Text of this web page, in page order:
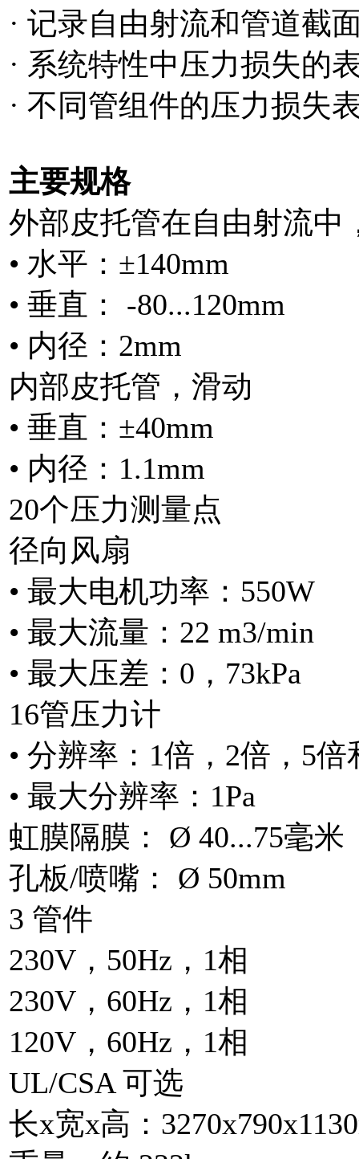
· 记录自由射流和管道截
· 系统特性中压力损失的
· 不同管组件的压力损失
主要规格
外部皮托管在自由射流中
• 水平：±140mm
• 垂直： -80...120mm
• 内径：2mm
内部皮托管，滑动
• 垂直：±40mm
• 内径：1.1mm
20个压力测量点
径向风扇
• 最大电机功率：550W
• 最大流量：22 m3/min
• 最大压差：0，73kPa
16管压力计
• 分辨率：1倍，2倍，5倍
• 最大分辨率：1Pa
虹膜隔膜： Ø 40...75毫米
孔板/喷嘴： Ø 50mm
3 管件
230V，50Hz，1相
230V，60Hz，1相
120V，60Hz，1相
UL/CSA 可选
长x宽x高：